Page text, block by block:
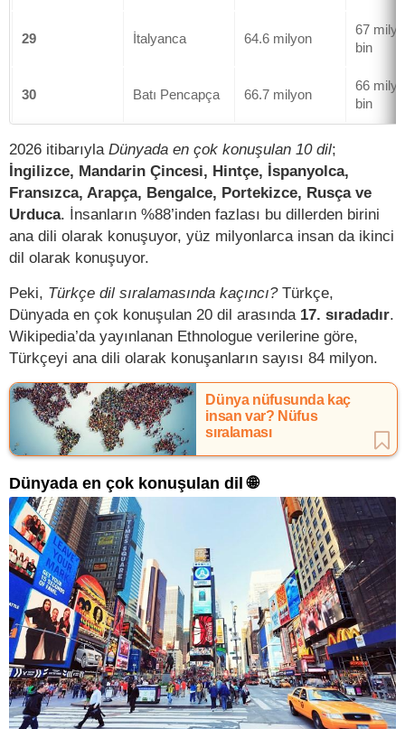
29 İtalyanca 64.6 milyon
67
bin
30 Batı Pencapça 66.7 milyon
66
bin
2026 itibarıyla Dünyada en çok konuşulan 10 dil;
İngilizce, Mandarin Çincesi, Hintçe, İspanyolca,
Fransızca, Arapça, Bengalce, Portekizce, Rusça ve
Urduca. İnsanların %88’inden fazlası bu dillerden birini
ana dili olarak konuşuyor, yüz milyonlarca insan da ikinci
dil olarak konuşuyor.
Peki, Türkçe dil sıralamasında kaçıncı?Türkçe,
Dünyada en çok konuşulan 20 dil arasında 17. sıradadır.
Wikipedia’da yayınlanan Ethnologue verilerine göre,
Türkçeyi ana dili olarak konuşanların sayısı 84 milyon.
Dünya nüfusunda kaç
insan var? Nüfus
sıralaması
Dünyada en çok konuşulan dil 🌐